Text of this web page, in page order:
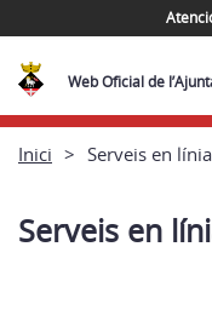
Web Oficial de
Inici Serveis en línia
Serveis en